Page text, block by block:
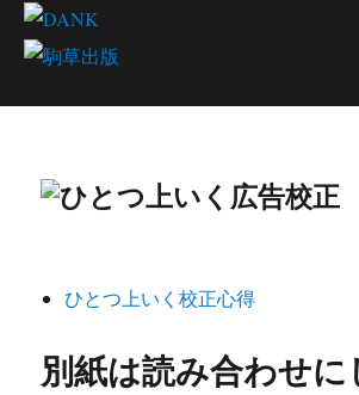
ひとつ上いく校正心得
別紙は読み合わせに